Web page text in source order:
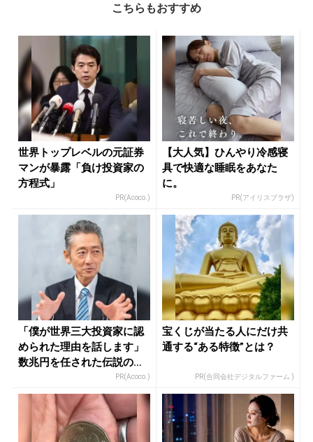
こちらもおすすめ
世界トップレベルの元証券
マンが暴露「負け投資家の
方程式」
PR(Acoco.)
【大人気】ひんやり冷感寝
具で快適な睡眠をあなた
に。
PR(アイリスプラザ)
「僕が世界三大投資家に認
められた理由を話します」
数兆円を任された伝説の投
PR(Acoco.)
宝くじが当たる人にだけ共
通する“ある特徴”とは？
PR(合同会社デジタルファーム )